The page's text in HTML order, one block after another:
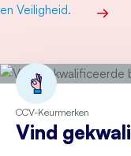
CCV-Keurmerken
Vind